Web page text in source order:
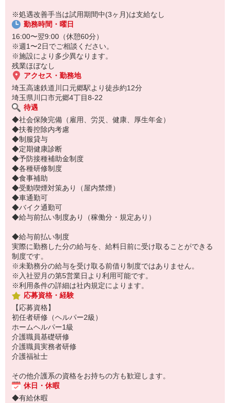
※処遇改善手当は試用期間中(3ヶ月)は支給なし
勤務時間・曜日
16:00〜翌9:00（休憩60分）
※週1〜2日でご相談ください。
※施設により多少異なります。
残業ほぼなし
アクセス・勤務地
埼玉高速鉄道川口元郷駅より徒歩約12分
埼玉県川口市元郷4丁目8-22
待遇
◆社会保険完備（雇用、労災、健康、厚生年金）
◆扶養控除内考慮
◆制服貸与
◆定期健康診断
◆予防接種補助金制度
◆各種研修制度
◆食事補助
◆受動喫煙対策あり（屋内禁煙）
◆車通勤可
◆バイク通勤可
◆給与前払い制度あり（稼働分・規定あり）
◆給与前払い制度
実際に勤務した分の給与を、給料日前に受け取ることができる
制度です。
※未勤務分の給与を受け取る前借り制度ではありません。
※入社翌月の第5営業日より利用可能です。
※利用条件の詳細は社内規定によります。
応募資格・経験
【応募資格】
初任者研修（ヘルパー2級）
ホームヘルパー1級
介護職員基礎研修
介護職員実務者研修
介護福祉士
その他介護系の資格をお持ちの方も歓迎します。
休日・休暇
◆有給休暇